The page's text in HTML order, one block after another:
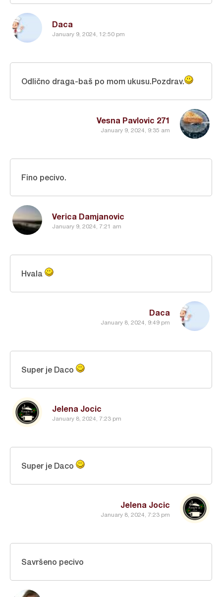
Daca
January 9, 2024, 12:50 pm
Vesna Pavlovic 271
January 9, 2024, 9:35 am
Odlično draga-baš po mom ukusu.Pozdrav.
Verica Damjanovic
January 9, 2024, 7:21 am
Fino pecivo.
Daca
January 8, 2024, 9:49 pm
Hvala
Jelena Jocic
January 8, 2024, 7:23 pm
Super je Daco
Jelena Jocic
January 8, 2024, 7:23 pm
Super je Daco
Savršeno pecivo